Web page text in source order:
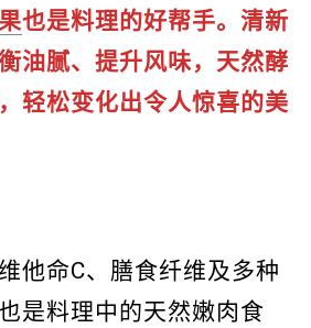
也是料理的好帮手。清新
油腻、提升风味，天然酵
轻松变化出令人惊喜的美
他命C、膳食纤维及多种
是料理中的天然嫩肉食